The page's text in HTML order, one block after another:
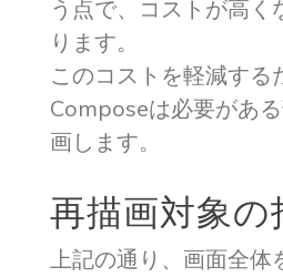
う点で、コストが高く
ります。
このコストを軽減する
Composeは必要があ
画します。
再描画対象の
上記の通り、画面全体